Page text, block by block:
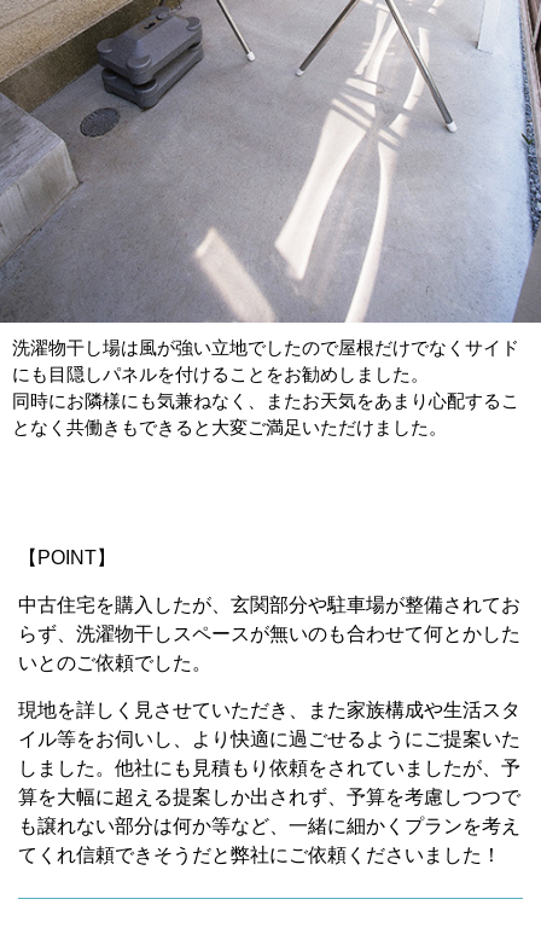
洗濯物干し場は風が強い立地でしたので屋根だけでなくサイド
にも目隠しパネルを付けることをお勧めしました。
同時にお隣様にも気兼ねなく、またお天気をあまり心配するこ
となく共働きもできると大変ご満足いただけました。
【POINT】
中古住宅を購入したが、玄関部分や駐車場が整備されてお
らず、洗濯物干しスペースが無いのも合わせて何とかした
いとのご依頼でした。
現地を詳しく見させていただき、また家族構成や生活スタ
イル等をお伺いし、より快適に過ごせるようにご提案いた
しました。他社にも見積もり依頼をされていましたが、予
算を大幅に超える提案しか出されず、予算を考慮しつつで
も譲れない部分は何か等など、一緒に細かくプランを考え
てくれ信頼できそうだと弊社にご依頼くださいました！